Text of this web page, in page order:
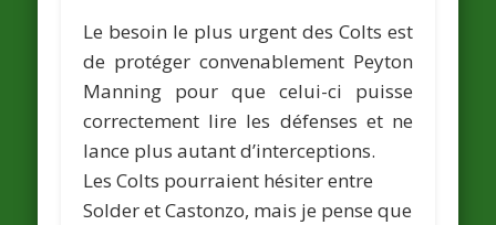
Le besoin le plus urgent des Colts est
de protéger convenablement Peyton
Manning pour que celui-ci puisse
correctement lire les défenses et ne
lance plus autant d’interceptions.
Les Colts pourraient hésiter entre
Solder et Castonzo, mais je pense que